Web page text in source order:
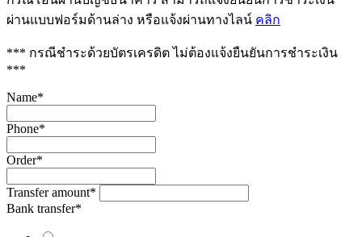
ผ่านแบบฟอร์มด้านล่าง หรือแจ้งผ่านทางไลน์ คลิก
*** กรณีชำระด้วยบัตรเครดิต ไม่ต้องแจ้งยืนยันการชำระเงิน
***
Name*
Phone*
Order*
Transfer amount*
Bank transfer*